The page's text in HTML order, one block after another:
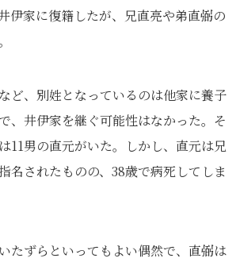
伊家に復籍したが、兄直亮や弟直弼の
ど、別姓となっているのは他家に養子
、井伊家を継ぐ可能性はなかった。そ
11男の直元がいた。しかし、直元は兄
名されたものの、38歳で病死してしま
たずらといってもよい偶然で、直弼は